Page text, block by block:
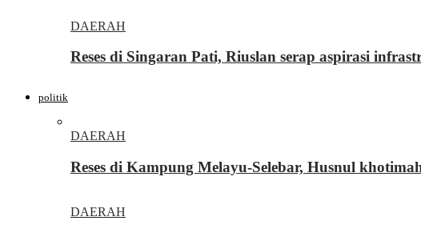
DAERAH
Reses di Singaran Pati, Riuslan serap aspirasi
politik
DAERAH
Reses di Kampung Melayu-Selebar, Husnul
DAERAH